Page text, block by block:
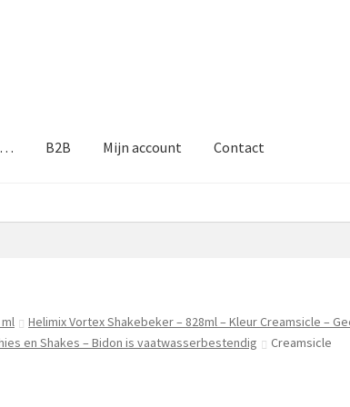
B2B Mijn account Contact
Helimix Vortex Shakebeker – 828ml – Kleur Creamsicle –
en Shakes – Bidon is vaatwasserbestendig
Creamsicle